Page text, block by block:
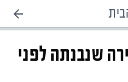
שנבנתה לפני